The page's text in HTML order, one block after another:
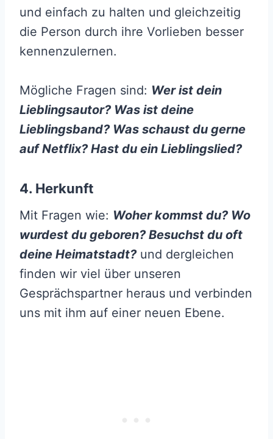
und einfach zu halten und gleichzeitig
die Person durch ihre Vorlieben besser
kennenzulernen.
Mögliche Fragen sind: Wer ist dein
Lieblingsautor? Was ist deine
Lieblingsband? Was schaust du gerne
auf Netflix? Hast du ein Lieblingslied?
4. Herkunft
Mit Fragen wie: Woher kommst du? Wo
wurdest du geboren? Besuchst du oft
deine Heimatstadt?und dergleichen
finden wir viel über unseren
Gesprächspartner heraus und verbinden
uns mit ihm auf einer neuen Ebene.